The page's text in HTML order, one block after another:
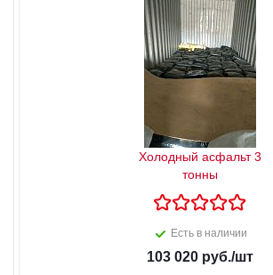
Холодный асфальт 3
тонны
Есть в наличии
103 020руб./шт